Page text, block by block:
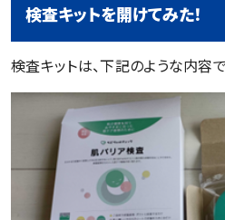
検査キットを開けてみた！
検査キットは、下記のような内容